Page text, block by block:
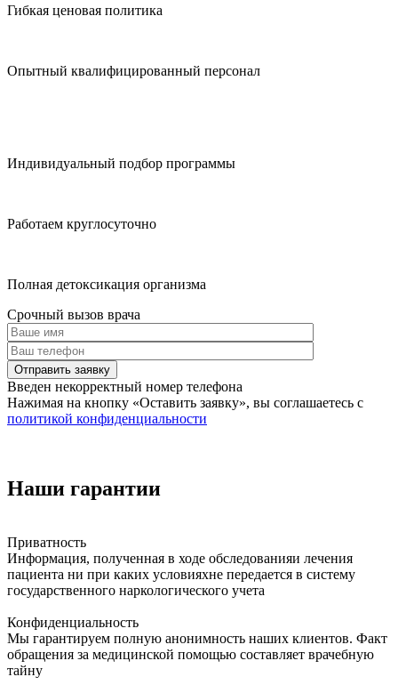
Гибкая ценовая политика
Опытный квалифицированный персонал
Индивидуальный подбор программы
Работаем круглосуточно
Полная детоксикация организма
Срочный вызов врача
Отправить заявку
Введен некорректный номер телефона
Нажимая на кнопку «Оставить заявку», вы соглашаетесь с
политикой конфиденциальности
Наши гарантии
Приватность
Информация, полученная в ходе обследованияи лечения
пациента ни при каких условияхне передается в систему
государственного наркологического учета
Конфиденциальность
Мы гарантируем полную анонимность наших клиентов. Факт
обращения за медицинской помощью составляет врачебную
тайну